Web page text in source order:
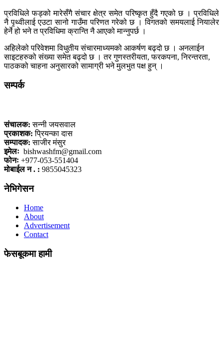
प्रविधिले फड्को मारेसँगै संचार क्षेत्र समेत परिष्कृत हुँदै गएको छ । प्रविधिले
नै पृथ्वीलाई एउटा सानो गाउँमा परिणत गरेको छ । विगतको समयलाई नियालेर
हेर्ने हो भने त प्रविधिमा क्रान्ति नै आएको मान्नुपर्छ ।
अहिलेको परिवेशमा विधुतीय संचारमाध्यमको आकर्षण बढ्दो छ । अनलाईन
साइटहरुको संख्या समेत बढ्दो छ । तर गुणस्तरीयता, फरकपना, निरन्तरता,
पाठकको चाहना अनुसारको सामाग्री भने मुलभुत पक्ष हुन् ।
सम्पर्क
संचालक: सन्नी जयसवाल
प्रकाशक: प्रियन्का दास
सम्पादक: साजीर मंसुर
इमेलः bishwashfm@gmail.com
फोनः +977-053-551404
मोबाईल न . : 9855045323
नेभिगेसन
Home
About
Advertisement
Contact
फेसबूकमा हामी